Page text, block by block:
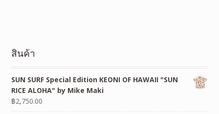
สินค้า
SUN SURF Special Edition KEONI OF HAWAII "SUN
RICE ALOHA" by Mike Maki
฿2,750.00